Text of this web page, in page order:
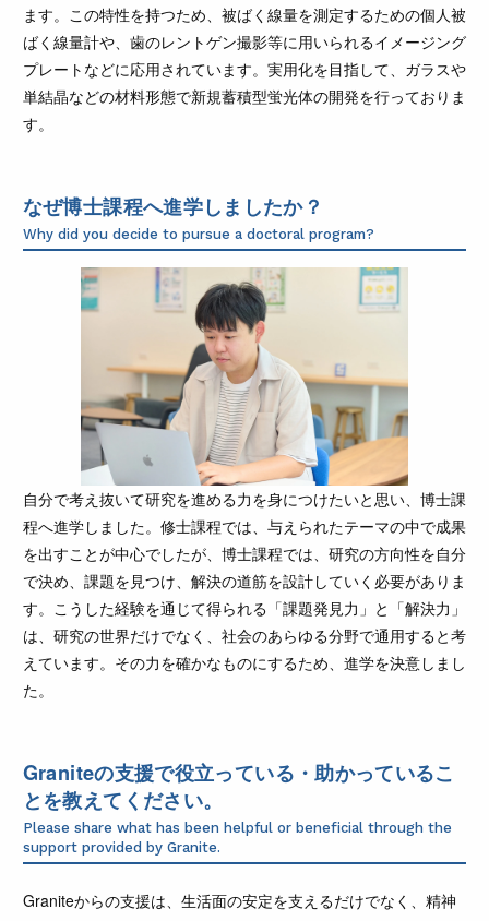
ます。この特性を持つため、被ばく線量を測定するための個人被
ばく線量計や、歯のレントゲン撮影等に用いられるイメージング
プレートなどに応用されています。実用化を目指して、ガラスや
単結晶などの材料形態で新規蓄積型蛍光体の開発を行っておりま
す。
なぜ博士課程へ進学しましたか？
Why did you decide to pursue a doctoral program?
自分で考え抜いて研究を進める力を身につけたいと思い、博士課
程へ進学しました。修士課程では、与えられたテーマの中で成果
を出すことが中心でしたが、博士課程では、研究の方向性を自分
で決め、課題を見つけ、解決の道筋を設計していく必要がありま
す。こうした経験を通じて得られる「課題発見力」と「解決力」
は、研究の世界だけでなく、社会のあらゆる分野で通用すると考
えています。その力を確かなものにするため、進学を決意しまし
た。
Graniteの支援で役立っている・助かっているこ
とを教えてください。
Please share what has been helpful or beneficial through the
support provided by Granite.
Graniteからの支援は、生活面の安定を支えるだけでなく、精神